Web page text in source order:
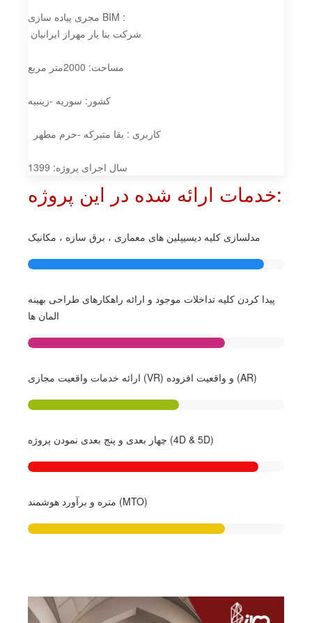
مجری پیاده سازی BIM :
مساحت: 2000متر مربع
کشور: سوریه -زینبیه
کاربری : بقا متبرکه -حرم مطهر
سال اجرای پروژه: 1399
خدمات ارائه شده در این پروژه:
مدلسازی کلیه دیسیپلین های معماری ، برق سازه ، مکانیک
پیدا کردن کلیه تداخلات موجود و ارائه راهکارهای طراحی بهینه
المان ها
ارائه خدمات واقعیت مجازی (VR) و واقعیت افزوده (AR)
چهار بعدی و پنج بعدی نمودن پروژه (4D & 5D)
متره و برآورد هوشمند (MTO)